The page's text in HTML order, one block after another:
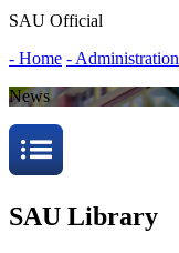
SAU Official
- Home - Administration
News
SAU Library